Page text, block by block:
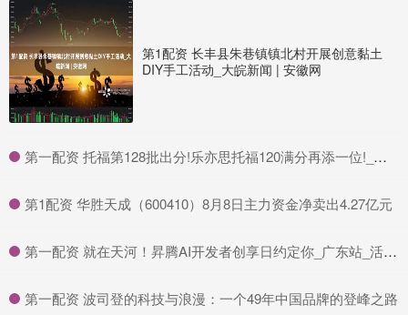
第1配资 长丰县朱巷镇镇北村开展创意黏土
DIY手工活动_大皖新闻 | 安徽网
​第一配资 托福第128批出分!乐亦思托福120满分再添一位!_成绩_同学_最高分
​第1配资 华胜天成（600410）8月8日主力资金净卖出4.27亿元
​第一配资 就在天河！昇腾AI开发者创享日约定你_广东站_活动_优惠
​第一配资 波司登的科技与浪漫：一个49年中国品牌的登峰之路